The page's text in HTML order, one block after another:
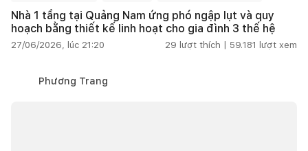
Nhà 1 tầng tại Quảng Nam ứng phó ngập lụt và quy
hoạch bằng thiết kế linh hoạt cho gia đình 3 thế hệ
27/06/2026, lúc 21:20 29 lượt thích | 59.181 lượt xem
Phương Trang